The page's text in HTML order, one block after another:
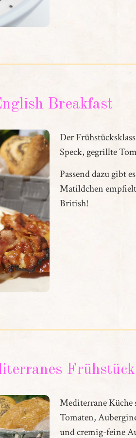
Breakfast
Der
Speck, gegrillte
Passend dazu gibt
Matildchen
British!
Frühstück
Mediterrane Küche
Tomaten,
und cremig-feine